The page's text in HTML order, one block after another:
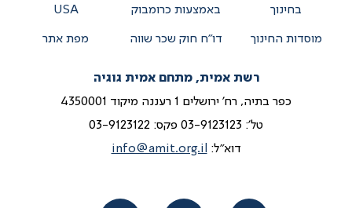
בחינוך
מוסדות החינוך
באמצעות כרומבוק
דו”ח חוק שכר שווה
USA
מפת אתר
רשת אמית, מתחם אמית גוגיה
כפר בתיה, רח' ירושלים 1 רעננה מיקוד 4350001
טל': 03-9123123 פקס: 03-9123122
דוא"ל:
info@amit.org.il